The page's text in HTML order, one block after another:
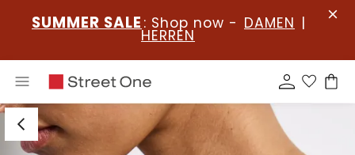
SUMMER SALE : Shop now - DAMEN |
HERREN